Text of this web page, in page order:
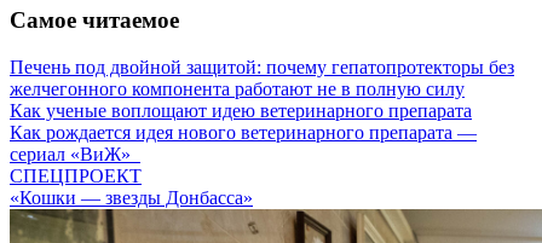
Самое читаемое
Печень под двойной защитой: почему гепатопротекторы без
желчегонного компонента работают не в полную силу
Как ученые воплощают идею ветеринарного препарата
Как рождается идея нового ветеринарного препарата —
сериал «ВиЖ»
СПЕЦПРОЕКТ
«Кошки — звезды Донбасса»